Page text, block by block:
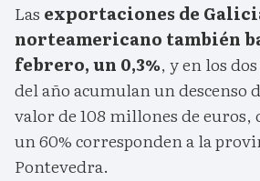
Las exportaciones de
norteamericano también
febrero, un 0,3%, y en los
del año acumulan un descenso
valor de 108 millones de euros,
un 60% corresponden a la
Pontevedra.